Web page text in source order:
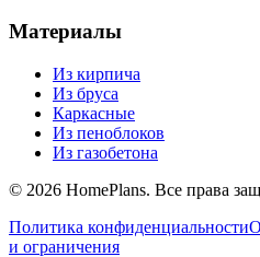
Материалы
Из кирпича
Из бруса
Каркасные
Из пеноблоков
Из газобетона
© 2026 HomePlans. Все права
Политика конфиденциальности
и ограничения